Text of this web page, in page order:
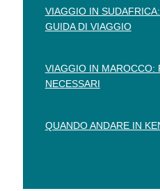
VIAGGIO IN
GUIDA DI VIAGGIO
VIAGGIO IN MAROCCO:
NECESSARI
QUANDO ANDARE IN